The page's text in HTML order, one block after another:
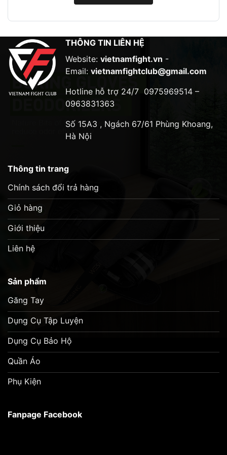
MMA, Kickboxing, Boxing,… Găng có thiết kế vừa
vặn, ôm sát bàn tay giúp bảo vệ tốt cho khớp
xương và cổ tay.
Chất liệu
Găng được làm từ chất liệu da PU cao cấp, bền bỉ
và có độ đàn hồi tốt. Lòng găng được lót bằng vải
cho khớp xương và cổ tay. Phần mu bàn tay và
đa khỏi chấn thương.
Video sản phẩm
THÔNG TIN LIÊN HỆ
Website: vietnamfight.vn -
Email: vietnamfightclub@gmail.com
Hotline hỗ trợ 24/7 0975969514 –
0963831363
Số 15A3 , Ngách 67/61 Phùng Khoang,
Hà Nội
Thông tin trang
Chính sách đổi trả hàng
Giỏ hàng
Giới thiệu
Liên hệ
Sản phẩm
Găng Tay
Dụng Cụ Tập Luyện
Dụng Cụ Bảo Hộ
Quần Áo
Phụ Kiện
Fanpage Facebook